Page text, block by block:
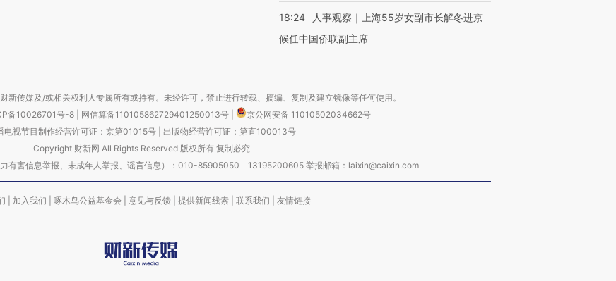
18:24
人事观察｜上海55岁女副市长解冬进京
候任中国侨联副主席
新传媒及/或相关权利人专属所有或持有。未经许可，禁止进行转载、摘编、复制及建立镜像等任何使用。
备10026701号-8 网信算备110105862729401250013号
京公网安备 11010502034662号
电视节目制作经营许可证：京第01015号| 出版物经营许可证：第直100013号
Copyright 财新网 All Rights Reserved 版权所有 复制必究
有害信息举报、未成年人举报、谣言信息）：010-85905050 13195200605 举报邮箱：laixin@caixin.com
加入我们 啄木鸟公益基金会 意见与反馈 提供新闻线索 联系我们 友情链接